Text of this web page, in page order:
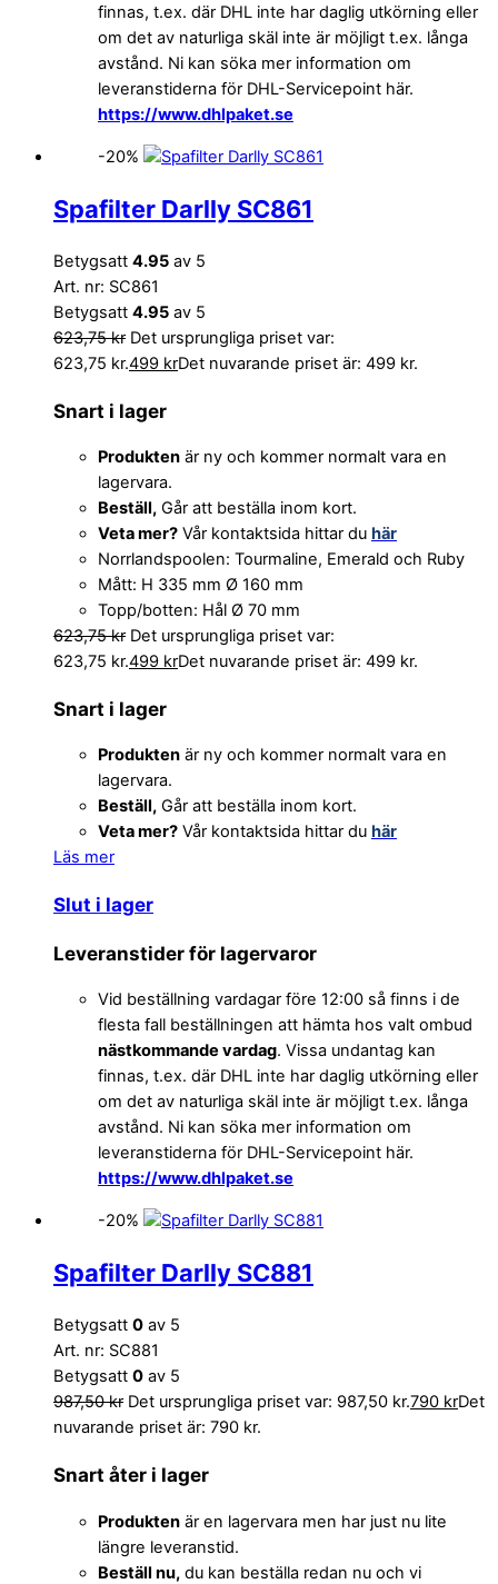
finnas, t.ex. där DHL inte har daglig utkörning eller
om det av naturliga skäl inte är möjligt t.ex. långa
avstånd. Ni kan söka mer information om
leveranstiderna för DHL-Servicepoint här.
https://www.dhlpaket.se
-20%
Spafilter Darlly SC861
Betygsatt 4.95 av 5
Art. nr: SC861
Betygsatt 4.95 av 5
623,75kr Det ursprungliga priset var:
623,75 kr.499 krDet nuvarande priset är: 499 kr.
Snart i lager
Produkten är ny och kommer normalt vara en
lagervara.
Beställ, Går att beställa inom kort.
Veta mer? Vår kontaktsida hittar du här
Norrlandspoolen: Tourmaline, Emerald och Ruby
Mått: H 335 mm Ø 160 mm
Topp/botten: Hål Ø 70 mm
623,75kr Det ursprungliga priset var:
623,75 kr.499 krDet nuvarande priset är: 499 kr.
Snart i lager
Produkten är ny och kommer normalt vara en
lagervara.
Beställ, Går att beställa inom kort.
Veta mer? Vår kontaktsida hittar du här
Läs mer
Slut i lager
Leveranstider för lagervaror
Vid beställning vardagar före 12:00 så finns i de
flesta fall beställningen att hämta hos valt ombud
nästkommande vardag. Vissa undantag kan
finnas, t.ex. där DHL inte har daglig utkörning eller
om det av naturliga skäl inte är möjligt t.ex. långa
avstånd. Ni kan söka mer information om
leveranstiderna för DHL-Servicepoint här.
https://www.dhlpaket.se
-20%
Spafilter Darlly SC881
Betygsatt 0 av 5
Art. nr: SC881
Betygsatt 0 av 5
987,50kr Det ursprungliga priset var: 987,50 kr.790 krDet
nuvarande priset är: 790 kr.
Snart åter i lager
Produkten är en lagervara men har just nu lite
längre leveranstid.
Beställ nu, du kan beställa redan nu och vi